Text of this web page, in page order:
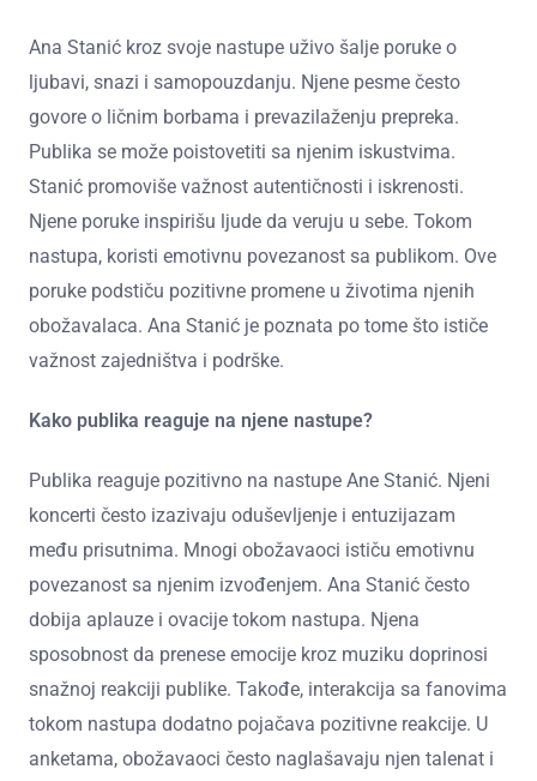
Ana Stanić kroz svoje nastupe uživo šalje poruke o
ljubavi, snazi i samopouzdanju. Njene pesme često
govore o ličnim borbama i prevazilaženju prepreka.
Publika se može poistovetiti sa njenim iskustvima.
Stanić promoviše važnost autentičnosti i iskrenosti.
Njene poruke inspirišu ljude da veruju u sebe. Tokom
nastupa, koristi emotivnu povezanost sa publikom. Ove
poruke podstiču pozitivne promene u životima njenih
obožavalaca. Ana Stanić je poznata po tome što ističe
važnost zajedništva i podrške.
Kako publika reaguje na njene nastupe?
Publika reaguje pozitivno na nastupe Ane Stanić. Njeni
koncerti često izazivaju oduševljenje i entuzijazam
među prisutnima. Mnogi obožavaoci ističu emotivnu
povezanost sa njenim izvođenjem. Ana Stanić često
dobija aplauze i ovacije tokom nastupa. Njena
sposobnost da prenese emocije kroz muziku doprinosi
snažnoj reakciji publike. Takođe, interakcija sa fanovima
tokom nastupa dodatno pojačava pozitivne reakcije. U
anketama, obožavaoci često naglašavaju njen talenat i